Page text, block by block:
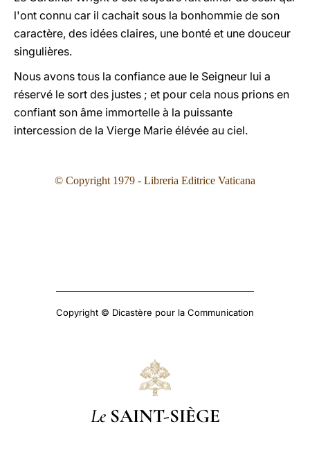
l'ont connu car il cachait sous la bonhommie de son
caractère, des idées claires, une bonté et une douceur
singulières.
Nous avons tous la confiance aue le Seigneur lui a
réservé le sort des justes ; et pour cela nous prions en
confiant son âme immortelle à la puissante
intercession de la Vierge Marie élévée au ciel.
© Copyright 1979 - Libreria Editrice Vaticana
Copyright © Dicastère pour la Communication
Le SAINT-SIÈGE